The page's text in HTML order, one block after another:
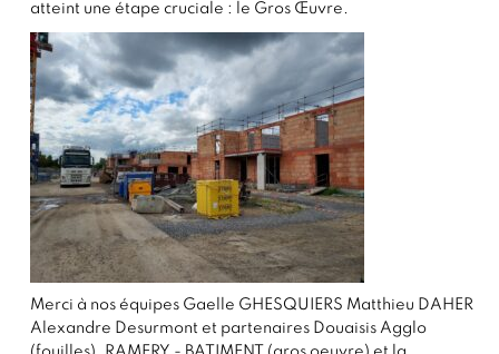
atteint une étape cruciale : le Gros Œuvre.
Merci à nos équipes Gaelle GHESQUIERS Matthieu DAHER
Alexandre Desurmont et partenaires Douaisis Agglo